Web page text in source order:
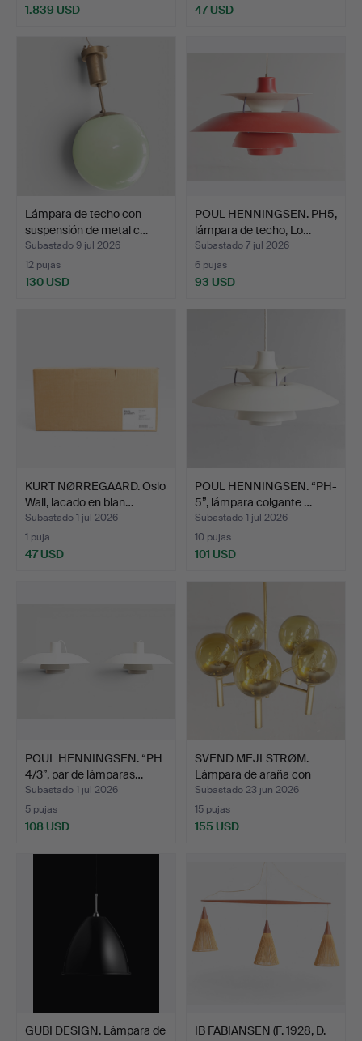
1.839 USD 47 USD
Lámpara de techo con
suspensión de metal c…
Subastado 9 jul 2026
12 pujas
130 USD
POUL HENNINGSEN. PH5,
lámpara de techo, Lo…
Subastado 7 jul 2026
6 pujas
93 USD
KURT NØRREGAARD. Oslo
Wall, lacado en blan…
Subastado 1 jul 2026
1 puja
47 USD
POUL HENNINGSEN. “PH-
5”, lámpara colgante …
Subastado 1 jul 2026
10 pujas
101 USD
POUL HENNINGSEN. “PH
4/3”, par de lámparas…
Subastado 1 jul 2026
5 pujas
108 USD
SVEND MEJLSTRØM.
Lámpara de araña con
apli…
Subastado 23 jun 2026
15 pujas
155 USD
GUBI DESIGN. Lámpara de
IB FABIANSEN (F. 1928, D.